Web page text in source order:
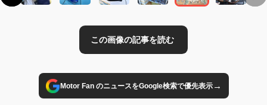
Motor Fan のニュースをGoogle検索で優先表示→